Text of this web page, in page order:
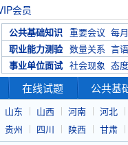
会员
公共基础知识 重要会议 每
职业能力测验 数量关系 言
事业单位面试 社会现象 态
在线试题 公共基
山东 山西 河南 河北
贵州 四川 陕西 甘肃